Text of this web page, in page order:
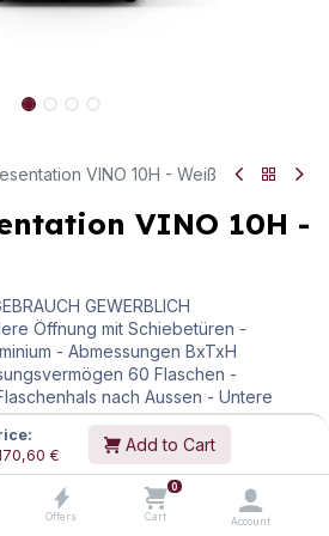
€ Add to Cart
Offers
0
Cart Account
VINO 10H - Weiß
VINO 10H -
GEWERBLICH
Öffnung mit Schiebetüren -
- Abmessungen BxTxH
60 Flaschen -
nach Aussen - Untere
interner Kühlung Statik oder mit
Natur-Weiss.
FERNBEDIENUNG